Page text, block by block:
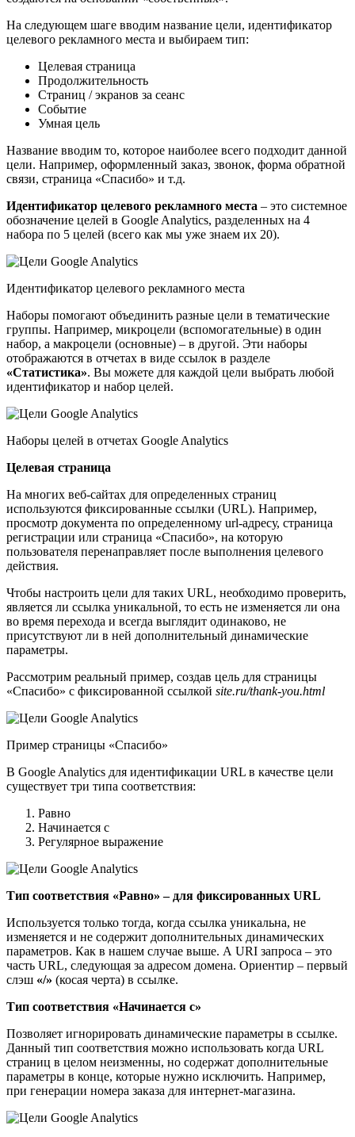
На следующем шаге вводим название цели, идентификатор
целевого рекламного места и выбираем тип:
Целевая страница
Продолжительность
Страниц / экранов за сеанс
Событие
Умная цель
Название вводим то, которое наиболее всего подходит данной
цели. Например, оформленный заказ, звонок, форма обратной
связи, страница «Спасибо» и т.д.
Идентификатор целевого рекламного места – это системное
обозначение целей в Google Analytics, разделенных на 4
набора по 5 целей (всего как мы уже знаем их 20).
Идентификатор целевого рекламного места
Наборы помогают объединить разные цели в тематические
группы. Например, микроцели (вспомогательные) в один
набор, а макроцели (основные) – в другой. Эти наборы
отображаются в отчетах в виде ссылок в разделе
«Статистика». Вы можете для каждой цели выбрать любой
идентификатор и набор целей.
Наборы целей в отчетах Google Analytics
Целевая страница
На многих веб-сайтах для определенных страниц
используются фиксированные ссылки (URL). Например,
просмотр документа по определенному url-адресу, страница
регистрации или страница «Спасибо», на которую
пользователя перенаправляет после выполнения целевого
действия.
Чтобы настроить цели для таких URL, необходимо проверить,
является ли ссылка уникальной, то есть не изменяется ли она
во время перехода и всегда выглядит одинаково, не
присутствуют ли в ней дополнительный динамические
параметры.
Рассмотрим реальный пример, создав цель для страницы
«Спасибо» с фиксированной ссылкой site.ru/thank-you.html
Пример страницы «Спасибо»
В Google Analytics для идентификации URL в качестве цели
существует три типа соответствия:
Равно
Начинается с
Регулярное выражение
Тип соответствия «Равно» – для фиксированных URL
Используется только тогда, когда ссылка уникальна, не
изменяется и не содержит дополнительных динамических
параметров. Как в нашем случае выше. А URI запроса – это
часть URL, следующая за адресом домена. Ориентир – первый
слэш «/» (косая черта) в ссылке.
Тип соответствия «Начинается с»
Позволяет игнорировать динамические параметры в ссылке.
Данный тип соответствия можно использовать когда URL
страниц в целом неизменны, но содержат дополнительные
параметры в конце, которые нужно исключить. Например,
при генерации номера заказа для интернет-магазина.